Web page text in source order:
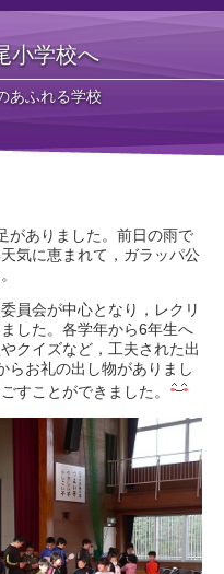
小学校へ
あふれる学校
ありました。前日の雨で
気に恵まれて，ガラッパ公
員会が中心となり，レクリ
した。各学年から6年生へ
クイズなど，工夫された出
らお礼の出し物がありまし
すことができました。